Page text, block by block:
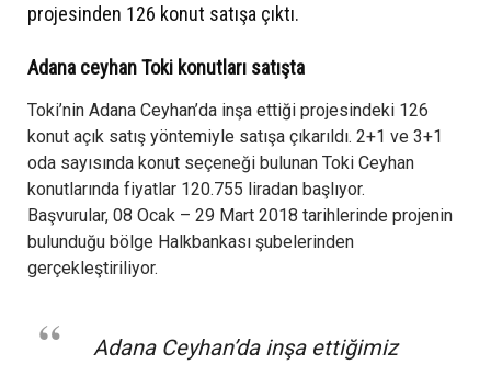
projesinden 126 konut satışa çıktı.
Adana ceyhan Toki konutları satışta
Toki’nin Adana Ceyhan’da inşa ettiği projesindeki 126
konut açık satış yöntemiyle satışa çıkarıldı. 2+1 ve 3+1
oda sayısında konut seçeneği bulunan Toki Ceyhan
konutlarında fiyatlar 120.755 liradan başlıyor.
Başvurular, 08 Ocak – 29 Mart 2018 tarihlerinde projenin
bulunduğu bölge Halkbankası şubelerinden
gerçekleştiriliyor.
Adana Ceyhan’da inşa ettiğimiz